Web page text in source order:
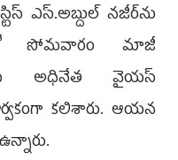
ఎస్‌.అబ్దుల్‌ నజీర్‌ను
సోమవారం మాజీ
అధినేత వైయ‌స్‌
కలిశారు. ఆయన